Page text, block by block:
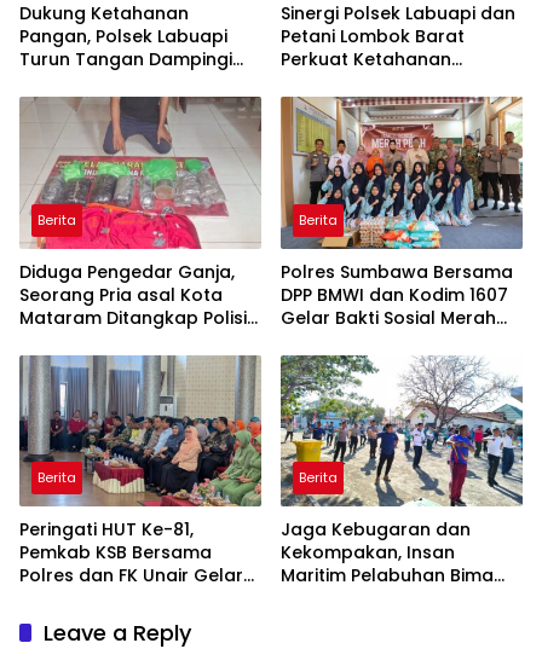
Dukung Ketahanan
Pangan, Polsek Labuapi
Turun Tangan Dampingi
Bongkot
Sinergi Polsek Labuapi dan
Petani Lombok Barat
Perkuat Ketahanan
Berita
Diduga Pengedar Ganja,
Seorang Pria asal Kota
Mataram Ditangkap Polisi
Berita
Polres Sumbawa Bersama
DPP BMWI dan Kodim 1607
Gelar Bakti Sosial Merah
Hidayatullah
Berita
Peringati HUT Ke-81,
Pemkab KSB Bersama
Polres dan FK Unair Gelar
Hari Pertama Kehidupan”
Berita
Jaga Kebugaran dan
Kekompakan, Insan
Maritim Pelabuhan Bima
Leave a Reply